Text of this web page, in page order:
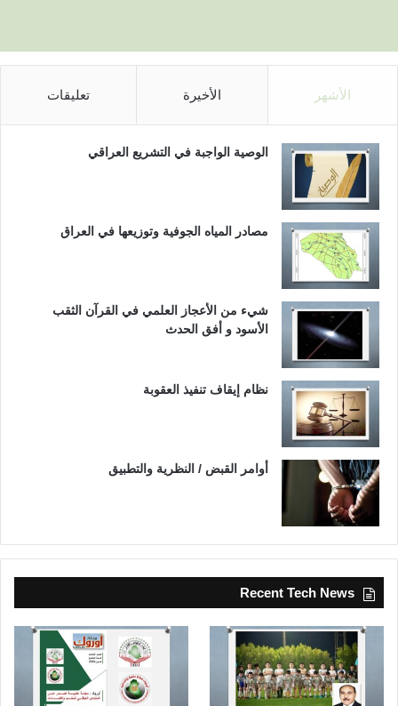
الأشهر الأخيرة تعليقات
الوصية الواجبة في التشريع العراقي
مصادر المياه الجوفية وتوزيعها في العراق
شيء من الأعجاز العلمي في القرآن الثقب
الأسود و أفق الحدث
نظام إيقاف تنفيذ العقوبة
أوامر القبض / النظرية والتطبيق
Recent Tech News